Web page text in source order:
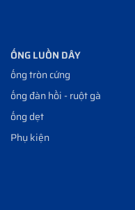
ỐNG LUỒN DÂY
ống tròn cứng
ống đàn hồi - ruột gà
ống dẹt
Phụ kiện